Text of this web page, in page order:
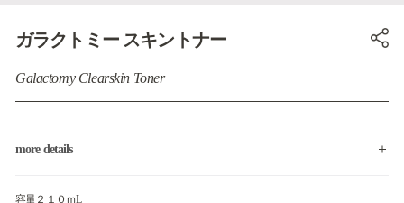
ガラクトミー スキントナー
Galactomy Clearskin Toner
more details
容量２１０ｍL